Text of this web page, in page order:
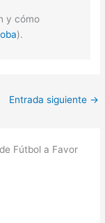
y cómo
)​.
Entrada siguiente →
Fútbol a Favor